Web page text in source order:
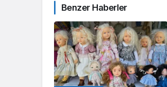
Benzer Haberler